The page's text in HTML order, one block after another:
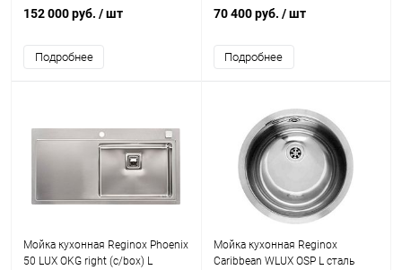
152 000 руб. / шт
Подробнее
70 400 руб. / шт
Подробнее
Мойка кухонная Reginox Phoenix
50 LUX OKG right (c/box) L
Мойка кухонная Reginox
Caribbean WLUX OSP L сталь